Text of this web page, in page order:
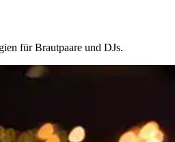
für Brautpaare und DJs.